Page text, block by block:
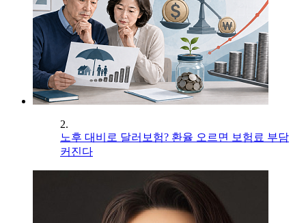
2.
노후 대비로 달러보험? 환율 오르면 보험료 부담
커진다